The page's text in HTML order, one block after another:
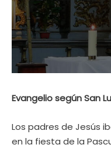
Evangelio según San
Los padres de Jesús
en la fiesta de la